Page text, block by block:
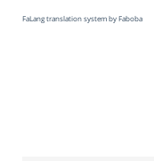
FaLang translation system by Faboba